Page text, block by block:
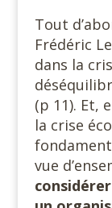
Tout
Frédéric
dans la
(p 11). Et,
la crise
vue